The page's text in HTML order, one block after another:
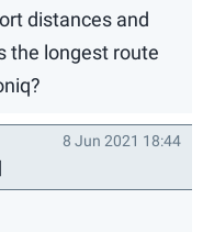
distances and
the longest route
8 Jun 2021 18:44